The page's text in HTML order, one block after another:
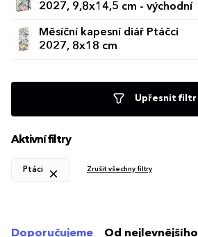
2027, 9,8x14,5 cm - východní
Měsíční kapesní diář Ptáčci
2027, 8x18 cm
Upřesnit filtr
Aktivní filtry
Ptáci Zrušit všechny filtry
Doporučujeme Od nejlevnějšího